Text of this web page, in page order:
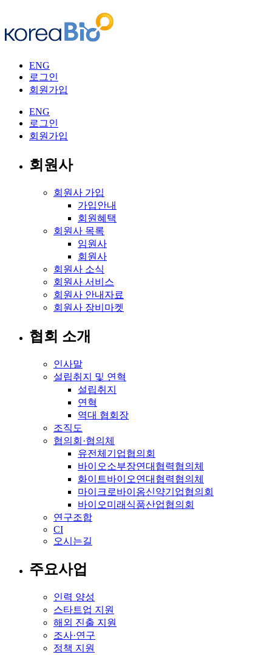
ENG
로그인
회원가입
ENG
로그인
회원가입
회원사
회원사 가입
가입안내
회원혜택
회원사 목록
임원사
회원사
회원사 소식
회원사 서비스
회원사 안내자료
회원사 장비마켓
협회 소개
인사말
설립취지 및 연혁
설립취지
연혁
역대 협회장
조직도
협의회·협의체
유전체기업협의회
바이오소부장연대협력협의체
화이트바이오연대협력협의체
마이크로바이옴신약기업협의회
바이오미래식품산업협의회
연구조합
CI
오시는길
주요사업
인력 양성
스타트업 지원
해외 진출 지원
조사·연구
정책 지원